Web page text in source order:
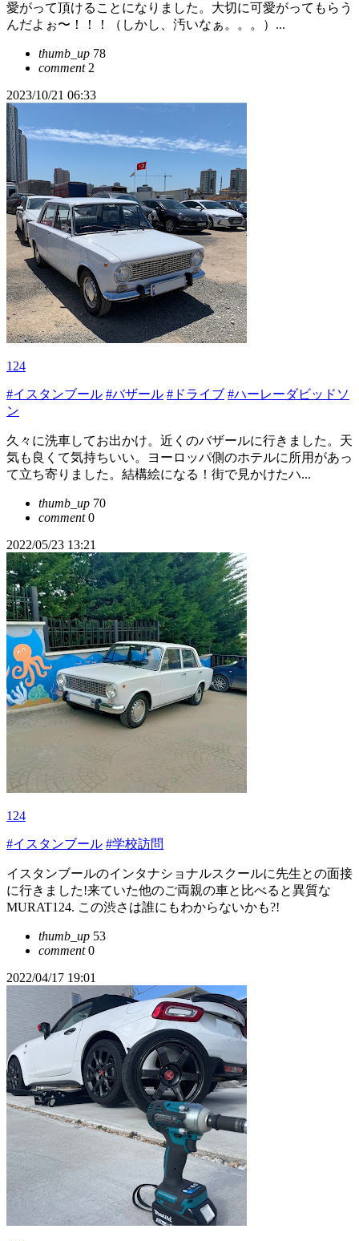
愛がって頂けることになりました。大切に可愛がってもらう
んだよぉ〜！！！（しかし、汚いなぁ。。。）...
thumb_up 78
comment2
2023/10/21 06:33
124
#イスタンブール #バザール #ドライブ #ハーレーダビッドソ
ン
久々に洗車してお出かけ。近くのバザールに行きました。天
気も良くて気持ちいい。ヨーロッパ側のホテルに所用があっ
て立ち寄りました。結構絵になる！街で見かけたハ...
thumb_up 70
comment0
2022/05/23 13:21
124
#イスタンブール #学校訪問
イスタンブールのインタナショナルスクールに先生との面接
に行きました!来ていた他のご両親の車と比べると異質な
MURAT124. この渋さは誰にもわからないかも?!
thumb_up 53
comment0
2022/04/17 19:01